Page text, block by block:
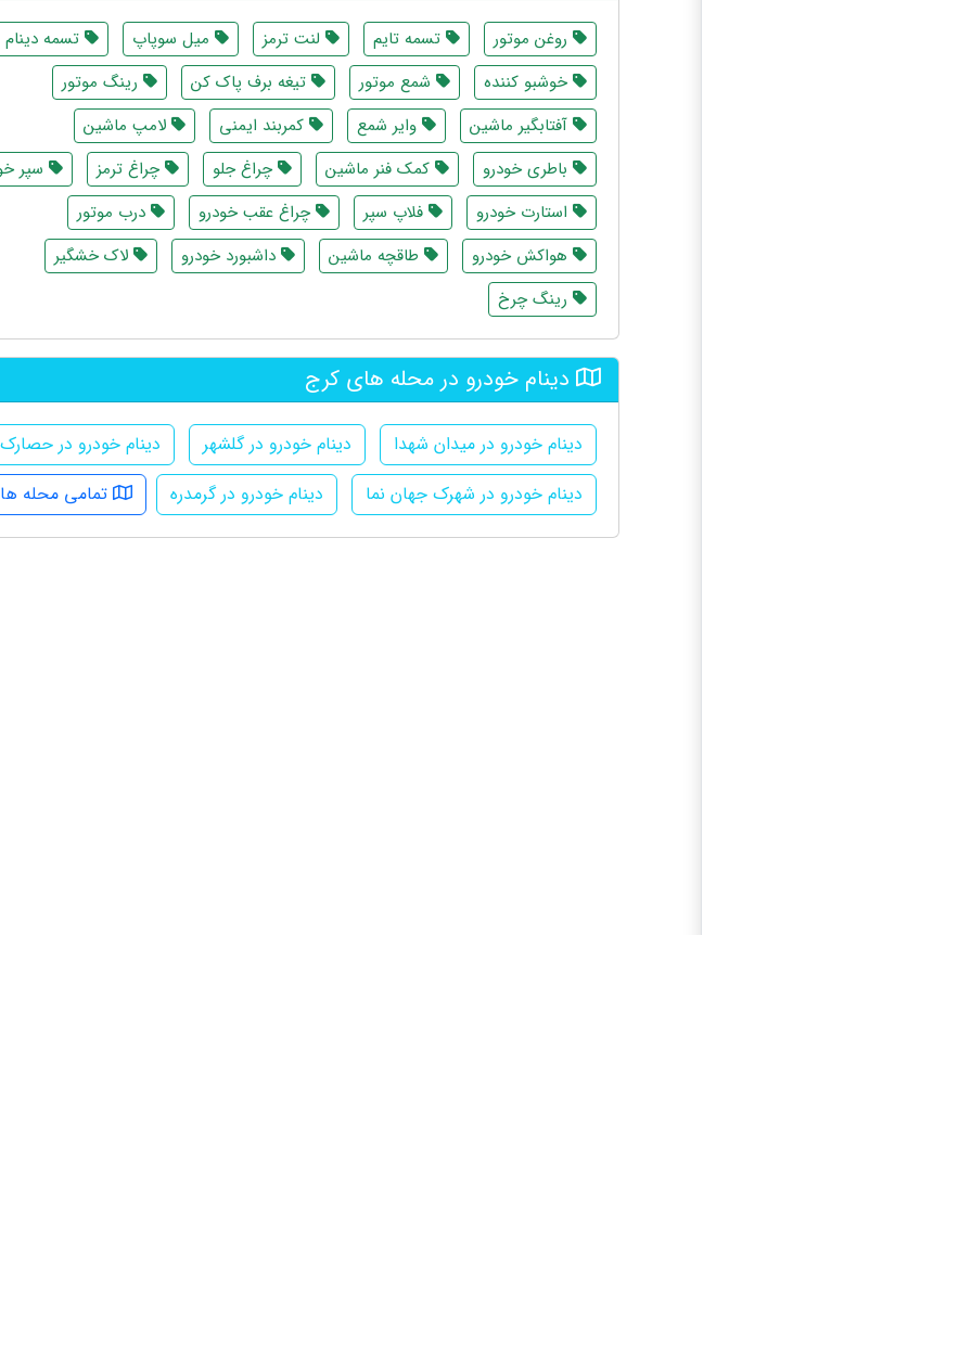
روغن موتور تسمه تایم لنت ترمز میل سوپاپ
تسمه دینام
خوشبو کننده
شمع موتور تیغه برف پاک کن
رینگ موتور
آفتابگیر ماشین
وایر شمع کمربند ایمنی
لامپ ماشین
باطری خودرو
کمک فنر ماشین چراغ جلو چراغ ترمز
سپر
استارت خودرو
فلاپ سپر چراغ عقب خودرو
درب موتور
هواکش خودرو
طاقچه ماشین داشبورد خودرو
لاک خشگیر
رینگ چرخ
دینام خودرو در محله های کرج
دینام خودرو در میدان شهدا دینام خودرو در گلشهر
دینام خودرو در حصارک
دینام خودرو در شهرک جهان نما
دینام خودرو در گرمدره تمامی محله ها